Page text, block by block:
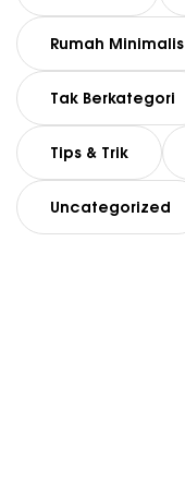
Rumah Minimalis
Tak Berkategori
Tips & Trik
Uncategorized